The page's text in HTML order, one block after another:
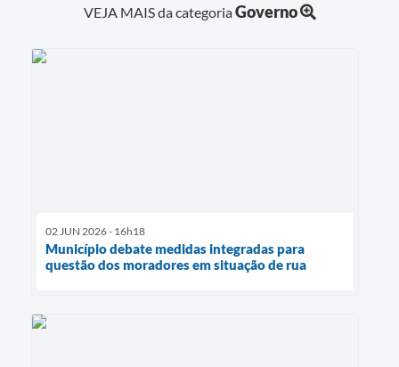
VEJA MAIS da categoriaGoverno
02 JUN 2026 - 16h18
Município debate medidas integradas para
questão dos moradores em situação de rua